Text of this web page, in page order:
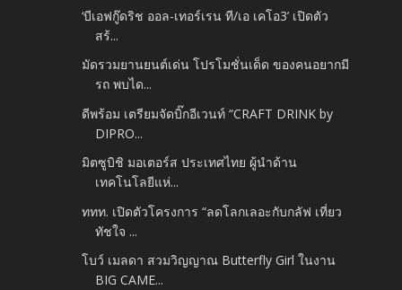
‘บีเอฟกู๊ดริช ออล-เทอร์เรน ที/เอ เคโอ3’ เปิดตัว
สร้...
มัดรวมยานยนต์เด่น โปรโมชั่นเด็ด ของคนอยากมี
รถ พบได...
ดีพร้อม เตรียมจัดบิ๊กอีเวนท์ “CRAFT DRINK by
DIPRO...
มิตซูบิชิ มอเตอร์ส ประเทศไทย ผู้นำด้าน
เทคโนโลยีแห่...
ททท. เปิดตัวโครงการ “ลดโลกเลอะกับกลัฟ เที่ยว
ทัชใจ ...
โบว์ เมลดา สวมวิญญาณ Butterfly Girl ในงาน
BIG CAME...